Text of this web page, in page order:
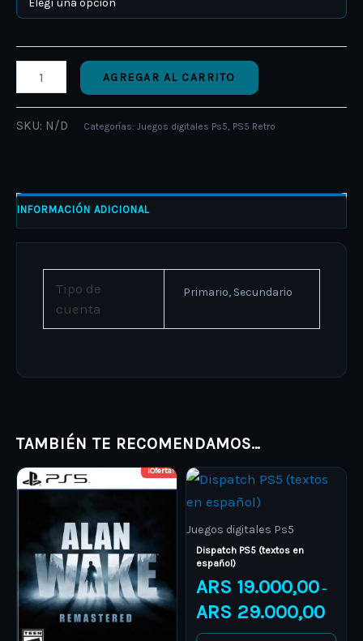
AGREGAR AL CARRITO
SKU: N/D Categorías: Juegos digitales Ps5, PS5 Retro
INFORMACIÓN ADICIONAL
Tipo de
cuenta
Primario, Secundario
TAMBIÉN TE RECOMENDAMOS…
¡Oferta!
Price
range:
ARS 4.000,00
ARS 5.800,00
This
multiple
variants.
The
options
may
Juegos digitales Ps5
Dispatch PS5 (textos en
español)
ARS 19.000,00 –
ARS 29.000,00
Price
range:
This
product
has
multiple
variants.
The
options
may